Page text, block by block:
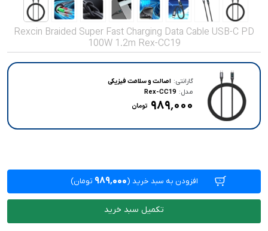
Rexcin Braided Super Fast Charging Data Cable USB-C PD
100W 1.2m Rex-CC19
گارانتی: اصالت و سلامت فیزیکی
مدل: Rex-CC19
۹۸۹٬۰۰۰
افزودن به سبد خرید (۹۸۹٬۰۰۰ تومان)
تکمیل سبد خرید